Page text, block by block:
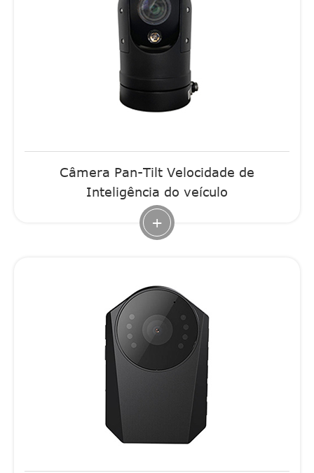
Câmera Pan-Tilt Velocidade de
Inteligência do veículo
+